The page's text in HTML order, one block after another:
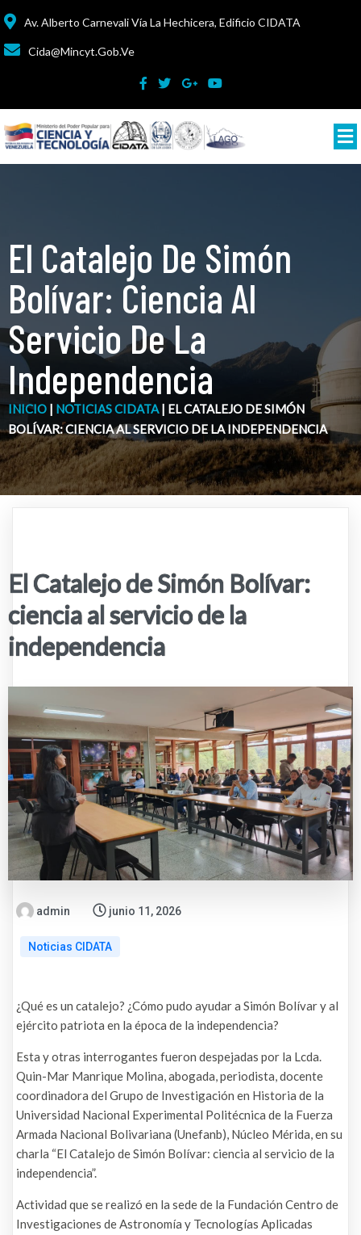
Av. Alberto Carnevali Vía La Hechicera, Edificio CIDATA
Cida@mincyt.gob.ve
El Catalejo De Simón
Bolívar: Ciencia Al
Servicio De La
Independencia
INICIO | NOTICIAS CIDATA | EL CATALEJO DE SIMÓN
BOLÍVAR: CIENCIA AL SERVICIO DE LA INDEPENDENCIA
El Catalejo de Simón Bolívar:
ciencia al servicio de la
independencia
admin junio 11, 2026
Noticias CIDATA
¿Qué es un catalejo? ¿Cómo pudo ayudar a Simón Bolívar y al
ejército patriota en la época de la independencia?
Esta y otras interrogantes fueron despejadas por la Lcda.
Quin-Mar Manrique Molina, abogada, periodista, docente
coordinadora del Grupo de Investigación en Historia de la
Universidad Nacional Experimental Politécnica de la Fuerza
Armada Nacional Bolivariana (Unefanb), Núcleo Mérida, en su
charla “El Catalejo de Simón Bolívar: ciencia al servicio de la
independencia”.
Actividad que se realizó en la sede de la Fundación Centro de
Investigaciones de Astronomía y Tecnologías Aplicadas